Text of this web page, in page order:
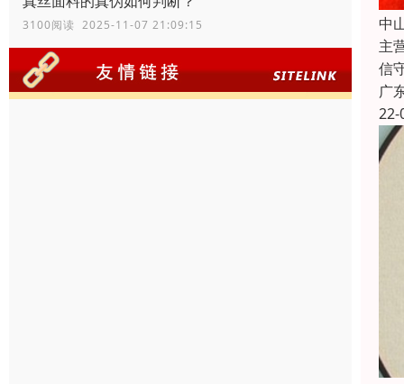
3100阅读 2025-11-07 21:09:15
中
主
信
广
22-